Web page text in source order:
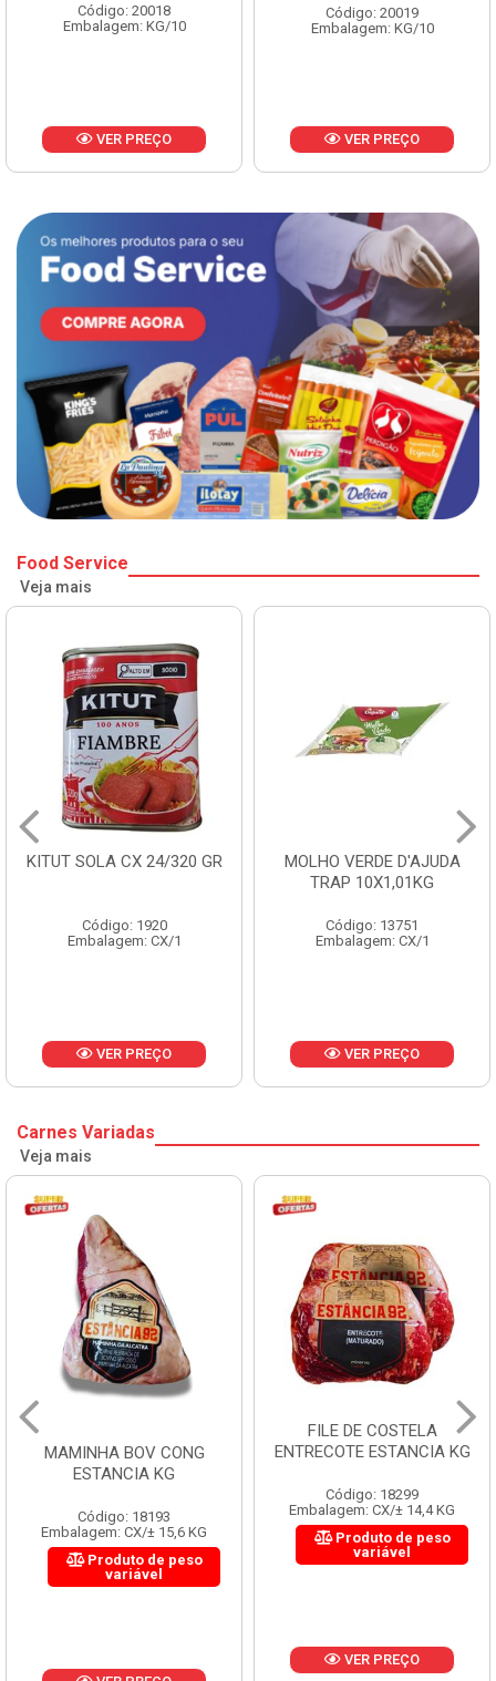
Código: 20019
Embalagem: KG/10
VER PREÇO
Código: 20161
Embalagem: KG/10
VER PREÇO
Food Service
Veja mais
CX 24/320 GR
CX/1
PREÇO
MOLHO VERDE D'AJUDA
TRAP 10X1,01KG
Embalagem: CX/1
VER PREÇO
FRUTAS
Carnes Variadas
Veja mais
MAMINHA BOV CONG
ESTANCIA KG
Código: 18193
Embalagem: CX/± 15,6 KG
Produto de peso
variável
FILE DE COSTELA
ENTRECOTE ESTANCIA KG
Código: 18299
Embalagem: CX/± 14,4 KG
Produto de peso
variável
VER PREÇO